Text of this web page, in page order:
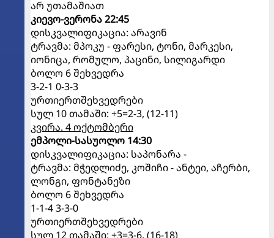
არ უთამაშიათ
კიევო-ვერონა 22:45
დისკვალიფიკაცია: არავინ
ტრავმა: მპოკუ - ფარესი, ტონი, მარკესი,
იონიცა, რომულო, პაცინი, სილიგარდი
ბოლო 6 შეხვედრა
3-2-1 0-3-3
ურთიერთშეხვედრები
სულ 10 თამაში: +5=2-3, (12-11)
კვირა. 4 ოქტომბერი
ემპოლი-სასუოლო 14:30
დისკვალიფიკაცია: საპონარა -
ტრავმა: მჭედლიძე, კოშიჩი - ანტეი, აჩერბი,
ლონგი, ფონტანეზი
ბოლო 6 შეხვედრა
1-1-4 3-3-0
ურთიერთშეხვედრები
სულ 12 თამაში: +3=3-6, (16-18)